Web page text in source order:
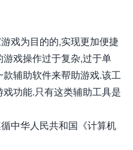
戏为目的的,实现更加便捷
戏操作过于复杂,过于单
辅助软件来帮助游戏.该工
功能.只有这类辅助工具是
中华人民共和国《计算机